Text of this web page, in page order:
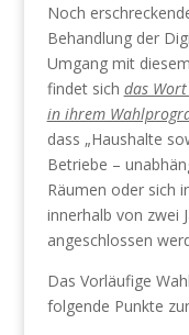
Noch
Behandlung der
Umgang mit
findet sich das
in ihrem
dass „Haushalte
Betriebe –
Räumen oder sich
innerhalb von zwei
angeschlossen
Das Vorläufige
folgende Punkte